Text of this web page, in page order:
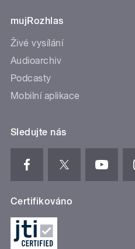
mujRozhlas
Živé vysílání
Audioarchiv
Podcasty
Mobilní aplikace
Sledujte nás
Certifikováno